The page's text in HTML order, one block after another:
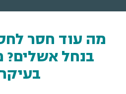
מה עוד חסר
בנחל אשלים?